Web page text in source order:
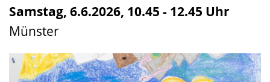
Samstag, 6.6.2026, 10.45 - 12.45 Uhr
Münster
Gebärdensprache
wird